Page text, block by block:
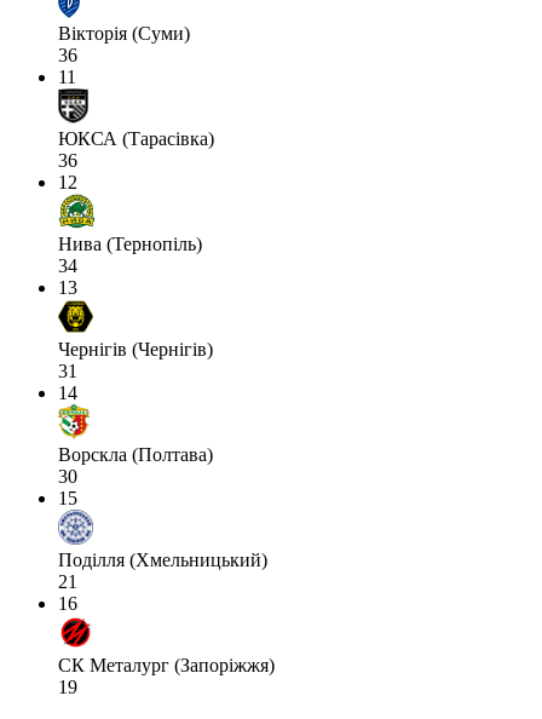
Вікторія (Суми)
36
11
ЮКСА (Тарасівка)
36
12
Нива (Тернопіль)
34
13
Чернігів (Чернігів)
31
14
Ворскла (Полтава)
30
15
Поділля (Хмельницький)
21
16
СК Металург (Запоріжжя)
19